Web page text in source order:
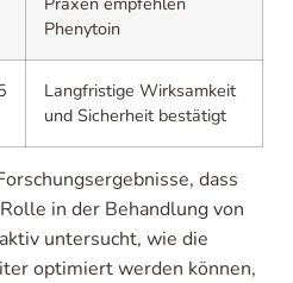
Phenytoin
Langfristige Wirksamkeit
und Sicherheit bestätigt
dass
in der Behandlung von
untersucht, wie die
optimiert werden können,